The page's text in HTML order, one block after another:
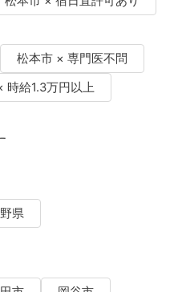
松本市 × 専門医不問
時給1.3万円以上
県